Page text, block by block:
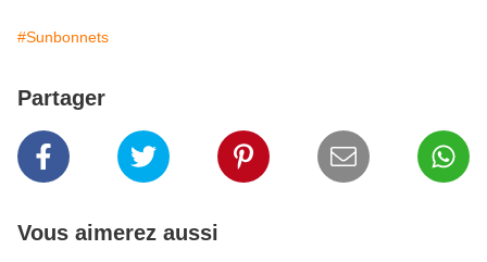
#Sunbonnets
Partager
Vous aimerez aussi